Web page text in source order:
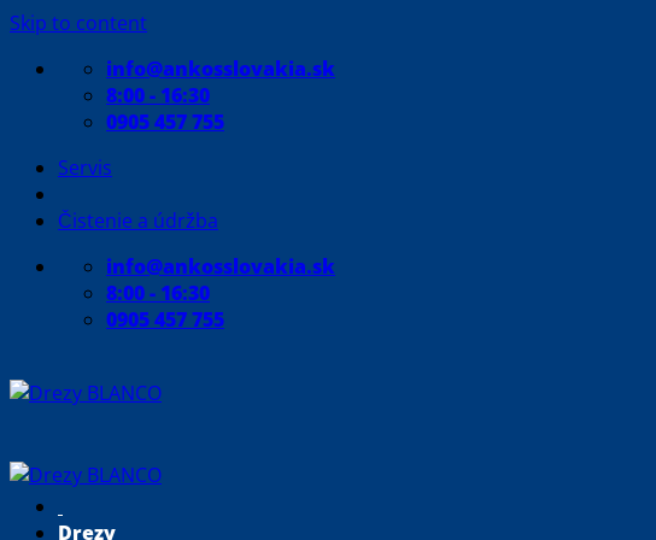
Skip to content
info@ankosslovakia.sk
8:00 - 16:30
0905 457 755
Servis
Čistenie a údržba
info@ankosslovakia.sk
8:00 - 16:30
0905 457 755
Drezy